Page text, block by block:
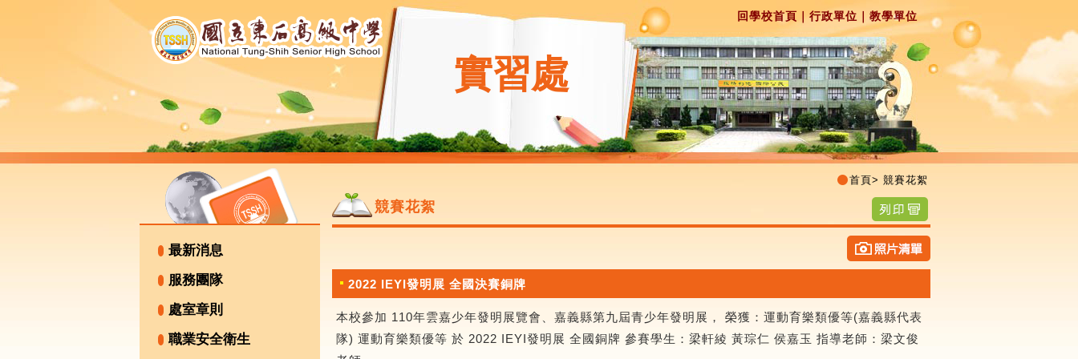
實習處
回學校首頁 ｜行政單位 教學單位
最新消息
服務團隊
處室章則
職業安全衛生
首頁> 競賽花絮
競賽花絮
2022 IEYI發明展 全國決賽銅牌
本校參加 110年雲嘉少年發明展覽會、嘉義縣第九屆青少年發明展， 榮獲：運動育樂類優等(嘉義縣代表
隊) 運動育樂類優等 於 2022 IEYI發明展 全國銅牌 參賽學生：梁軒綾 黃琮仁 侯嘉玉 指導老師：梁文俊